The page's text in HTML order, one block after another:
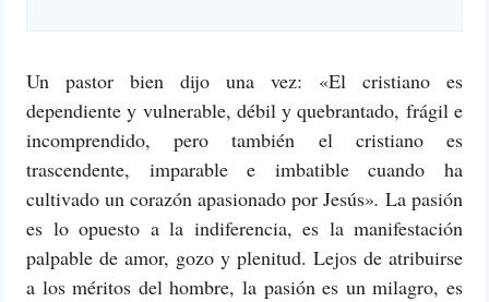
Un pastor bien dijo una vez: «El cristiano es
dependiente y vulnerable, débil y quebrantado, frágil e
incomprendido, pero también el cristiano es
trascendente, imparable e imbatible cuando ha
cultivado un corazón apasionado por Jesús». La pasión
es lo opuesto a la indiferencia, es la manifestación
palpable de amor, gozo y plenitud. Lejos de atribuirse
a los méritos del hombre, la pasión es un milagro, es